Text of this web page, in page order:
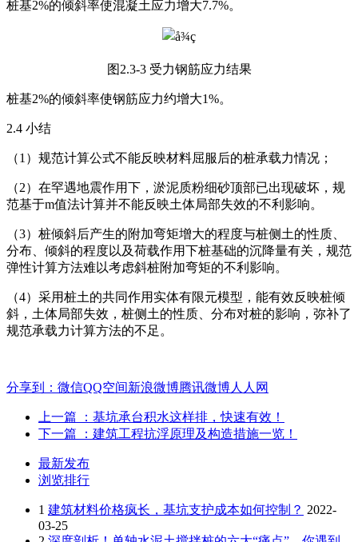
桩基2%的倾斜率使混凝土应力增大7.7%。
图2.3-3 受力钢筋应力结果
桩基2%的倾斜率使钢筋应力约增大1%。
2.4 小结
（1）规范计算公式不能反映材料屈服后的桩承载力情况；
（2）在罕遇地震作用下，淤泥质粉细砂顶部已出现破坏，规
范基于m值法计算并不能反映土体局部失效的不利影响。
（3）桩倾斜后产生的附加弯矩增大的程度与桩侧土的性质、
分布、倾斜的程度以及荷载作用下桩基础的沉降量有关，规范
弹性计算方法难以考虑斜桩附加弯矩的不利影响。
（4）采用桩土的共同作用实体有限元模型，能有效反映桩倾
斜，土体局部失效，桩侧土的性质、分布对桩的影响，弥补了
规范承载力计算方法的不足。
分享到： 微信QQ空间新浪微博腾讯微博人人网
上一篇
：基坑承台积水这样排，快速有效！
下一篇
：建筑工程抗浮原理及构造措施一览！
最新发布
浏览排行
1 建筑材料价格疯长，基坑支护成本如何控制？ 2022-
03-25